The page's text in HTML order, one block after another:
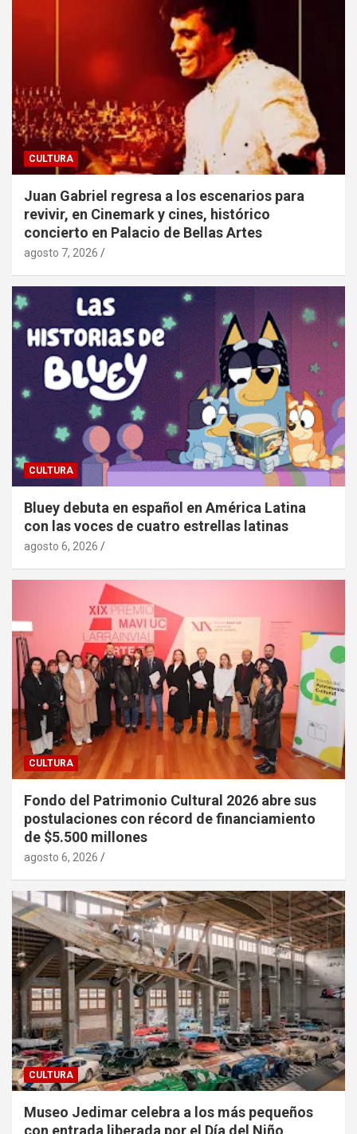
CULTURA
Juan Gabriel regresa a los escenarios para
revivir, en Cinemark y cines, histórico
concierto en Palacio de Bellas Artes
agosto 7, 2026
CULTURA
Bluey debuta en español en América Latina
con las voces de cuatro estrellas latinas
agosto 6, 2026
CULTURA
Fondo del Patrimonio Cultural 2026 abre sus
postulaciones con récord de financiamiento
de $5.500 millones
agosto 6, 2026
CULTURA
Museo Jedimar celebra a los más pequeños
con entrada liberada por el Día del Niño